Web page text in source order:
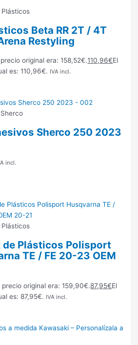
Beta RR 2T / 4T
Restyling
precio original era: 158,52€.110,96€El
es: 110,96€. IVA incl.
Sherco 250 2023
incl.
de Plásticos Polisport
TE / FE 20-23 OEM
precio original era: 159,90€.87,95€El
es: 87,95€. IVA incl.